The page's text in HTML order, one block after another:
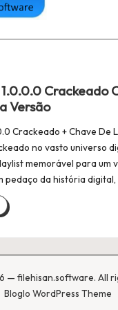
Crackeado
Versão
Crackeado + Chave De
no vasto universo
memorável para um
pedaço da história
— filehisan.software. All
Bloglo WordPress Theme